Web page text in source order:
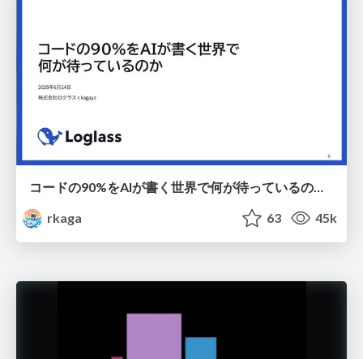
コードの90%をAIが書く世界で何が待っているのか / What awaits us in a world where 90% of the code is written by AI
rkaga
63 45k